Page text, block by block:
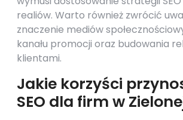
realiów. Warto również zwrócić
znaczenie mediów
kanału promocji oraz budowania
klientami.
Jakie korzyści
SEO dla firm w